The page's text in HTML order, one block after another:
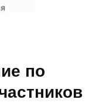
по